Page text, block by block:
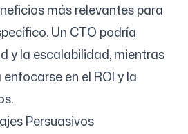
más relevantes para
Un CTO podría
y la escalabilidad, mientras
en el ROI y la
Persuasivos